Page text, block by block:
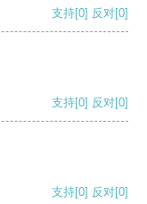
支持[0] 反对[0]
支持[0] 反对[0]
支持[0] 反对[0]